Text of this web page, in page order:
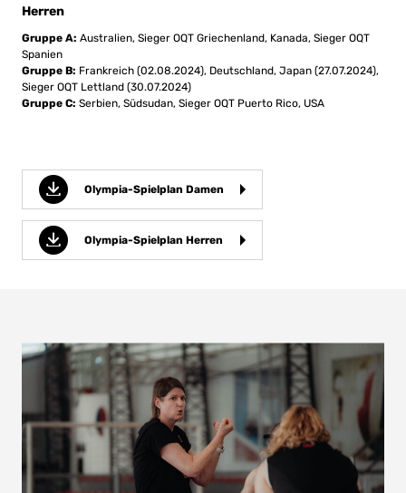
Herren
Gruppe A: Australien, Sieger OQT Griechenland, Kanada, Sieger OQT
Spanien
Gruppe B: Frankreich (02.08.2024), Deutschland, Japan (27.07.2024),
Sieger OQT Lettland (30.07.2024)
Gruppe C: Serbien, Südsudan, Sieger OQT Puerto Rico, USA
Olympia-Spielplan Damen
Olympia-Spielplan Herren